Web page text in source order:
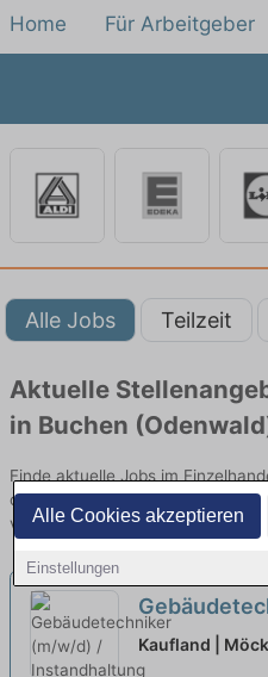
Alle Cookies akzeptieren
Einstellungen
Home Für Arbeitgeber
Alle Jobs Teilzeit
Aktuelle
in Buchen
Finde aktuelle Jobs im
offenen Stellenangebote im
vergleichen.
Kaufland |